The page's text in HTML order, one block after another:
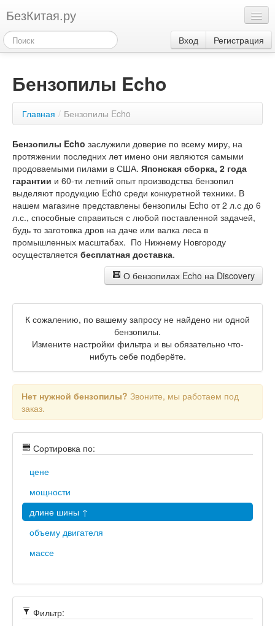
БезКитая.ру
Каталог
Контакты
Акции 3
Вход Регистрация
Бензопилы Echo
Главная / Бензопилы Echo
Бензопилы Echo заслужили доверие по всему миру, на
протяжении последних лет имено они являются самыми
продоваемыми пилами в США. Японская сборка, 2 года
гарантии и 60-ти летний опыт производства бензопил
выделяют продукцию Echo среди конкуретной техники. В
нашем магазине представлены бензопилы Echo от 2 л.с до 6
л.с., способные справиться с любой поставленной задачей,
будь то заготовка дров на даче или валка леса в
промышленных масштабах. По Нижнему Новгороду
осуществляется бесплатная доставка.
О бензопилах Echo на Discovery
К сожалению, по вашему запросу не найдено ни одной
бензопилы.
Измените настройки фильтра и вы обязательно что-
нибуть себе подберёте.
Нет нужной бензопилы? Звоните, мы работаем под
заказ.
Сортировка по:
цене
мощности
длине шины ↑
объему двигателя
массе
Фильтр: